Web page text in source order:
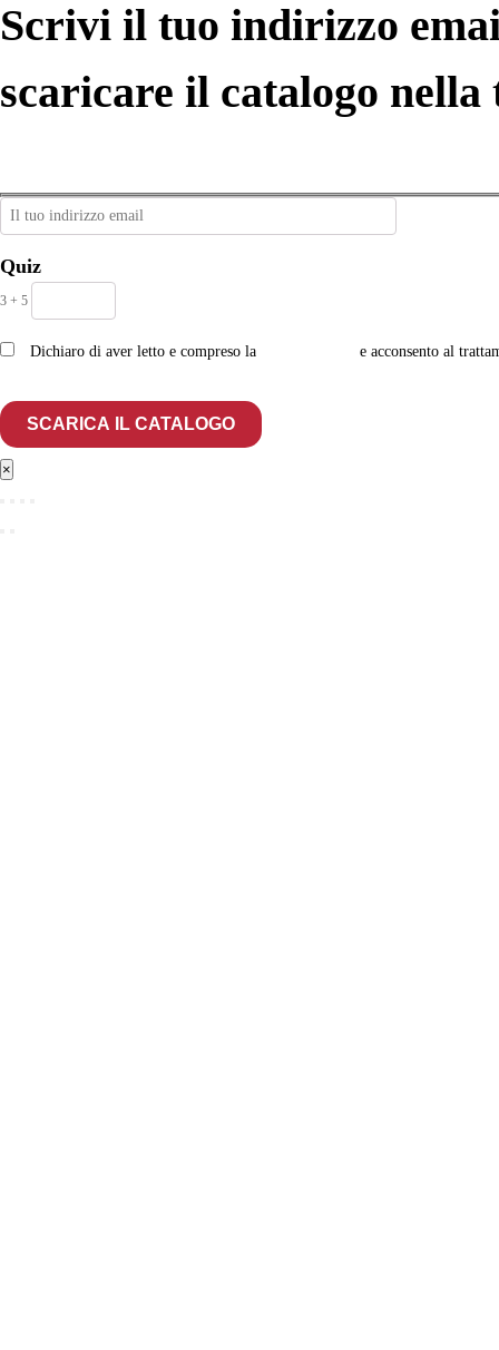
Scrivi il tuo indirizzo
scaricare il catalogo nella
Quiz
3 + 5
Dichiaro di aver letto e compreso la e acconsento al
×